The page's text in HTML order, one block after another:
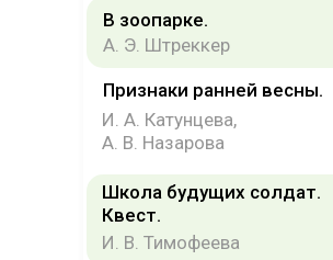
В зоопарке.
А. Э. Штреккер
Признаки ранней весны.
И. А. Катунцева,
А. В. Назарова
Школа будущих солдат.
Квест.
И. В. Тимофеева